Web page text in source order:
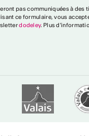
pas communiquées à
ce formulaire, vous
dodeley. Plus